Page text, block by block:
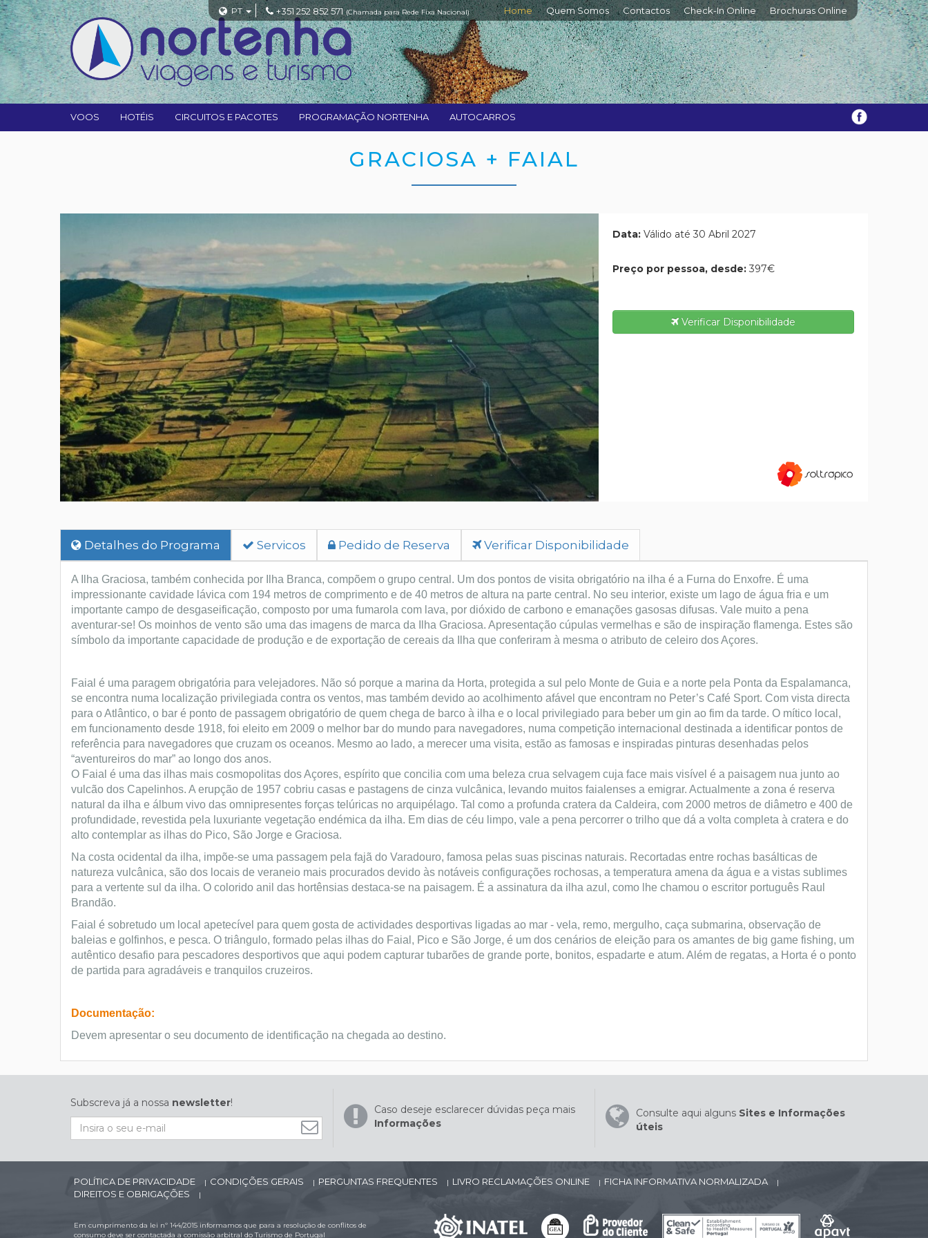
PT +351 252 852 571 (Chamada para Rede Fixa Nacional) Home Quem Somos Contactos Check-In Online Brochuras Online
VOOS HOTÉIS CIRCUITOS E PACOTES PROGRAMAÇÃO NORTENHA AUTOCARROS
GRACIOSA + FAIAL
Data: Válido até 30 Abril 2027
Preço por pessoa, desde: 397€
Verificar Disponibilidade
Detalhes do Programa Servicos Pedido de Reserva Verificar Disponibilidade
A Ilha Graciosa, também conhecida por Ilha Branca, compõem o grupo central. Um dos pontos de visita obrigatório na ilha é a Furna do Enxofre. É uma
impressionante cavidade lávica com 194 metros de comprimento e de 40 metros de altura na parte central. No seu interior, existe um lago de água fria e um
importante campo de desgaseificação, composto por uma fumarola com lava, por dióxido de carbono e emanações gasosas difusas. Vale muito a pena
aventurar-se! Os moinhos de vento são uma das imagens de marca da Ilha Graciosa. Apresentação cúpulas vermelhas e são de inspiração flamenga. Estes são
símbolo da importante capacidade de produção e de exportação de cereais da Ilha que conferiram à mesma o atributo de celeiro dos Açores.
Faial é uma paragem obrigatória para velejadores. Não só porque a marina da Horta, protegida a sul pelo Monte de Guia e a norte pela Ponta da Espalamanca,
se encontra numa localização privilegiada contra os ventos, mas também devido ao acolhimento afável que encontram no Peter’s Café Sport. Com vista directa
para o Atlântico, o bar é ponto de passagem obrigatório de quem chega de barco à ilha e o local privilegiado para beber um gin ao fim da tarde. O mítico local,
em funcionamento desde 1918, foi eleito em 2009 o melhor bar do mundo para navegadores, numa competição internacional destinada a identificar pontos de
referência para navegadores que cruzam os oceanos. Mesmo ao lado, a merecer uma visita, estão as famosas e inspiradas pinturas desenhadas pelos
“aventureiros do mar” ao longo dos anos.
O Faial é uma das ilhas mais cosmopolitas dos Açores, espírito que concilia com uma beleza crua selvagem cuja face mais visível é a paisagem nua junto ao
vulcão dos Capelinhos. A erupção de 1957 cobriu casas e pastagens de cinza vulcânica, levando muitos faialenses a emigrar. Actualmente a zona é reserva
natural da ilha e álbum vivo das omnipresentes forças telúricas no arquipélago. Tal como a profunda cratera da Caldeira, com 2000 metros de diâmetro e 400 de
profundidade, revestida pela luxuriante vegetação endémica da ilha. Em dias de céu limpo, vale a pena percorrer o trilho que dá a volta completa à cratera e do
alto contemplar as ilhas do Pico, São Jorge e Graciosa.
Na costa ocidental da ilha, impõe-se uma passagem pela fajã do Varadouro, famosa pelas suas piscinas naturais. Recortadas entre rochas basálticas de
natureza vulcânica, são dos locais de veraneio mais procurados devido às notáveis configurações rochosas, a temperatura amena da água e a vistas sublimes
para a vertente sul da ilha. O colorido anil das hortênsias destaca-se na paisagem. É a assinatura da ilha azul, como lhe chamou o escritor português Raul
Brandão.
Faial é sobretudo um local apetecível para quem gosta de actividades desportivas ligadas ao mar - vela, remo, mergulho, caça submarina, observação de
baleias e golfinhos, e pesca. O triângulo, formado pelas ilhas do Faial, Pico e São Jorge, é um dos cenários de eleição para os amantes de big game fishing, um
autêntico desafio para pescadores desportivos que aqui podem capturar tubarões de grande porte, bonitos, espadarte e atum. Além de regatas, a Horta é o ponto
de partida para agradáveis e tranquilos cruzeiros.
Documentação:
Devem apresentar o seu documento de identificação na chegada ao destino.
Subscreva já a nossa newsletter!
Caso deseje esclarecer dúvidas peça mais
Informações
Consulte aqui alguns Sites e Informações
úteis
POLÍTICA DE PRIVACIDADE | CONDIÇÕES GERAIS | PERGUNTAS FREQUENTES | LIVRO RECLAMAÇÕES ONLINE | FICHA INFORMATIVA NORMALIZADA |
DIREITOS E OBRIGAÇÕES |
Em cumprimento da lei nº 144/2015 informamos que para a resolução de conflitos de
consumo deve ser contactada a comissão arbitral do Turismo de Portugal